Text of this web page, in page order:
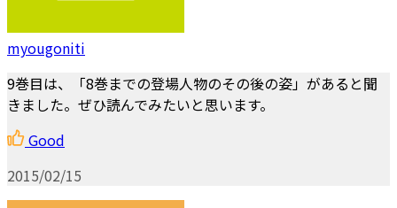
myougoniti
9巻目は、「8巻までの登場人物のその後の姿」があると聞
きました。ぜひ読んでみたいと思います。
Good
2015/02/15